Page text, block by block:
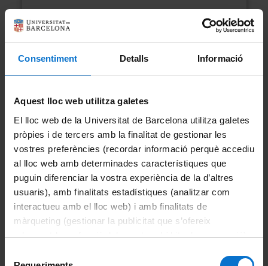
Consentiment Detalls Informació
Aquest lloc web utilitza galetes
El lloc web de la Universitat de Barcelona utilitza galetes
pròpies i de tercers amb la finalitat de gestionar les
vostres preferències (recordar informació perquè accediu
al lloc web amb determinades característiques que
puguin diferenciar la vostra experiència de la d’altres
usuaris), amb finalitats estadístiques (analitzar com
interactueu amb el lloc web) i amb finalitats de
màrqueting (gestionar la publicitat que s’ofereix
adequant-la en funció dels vostres hàbits de navegació).
consultar laPolítica de galetes del lloc web de la
Col·lectiu:
Data de votació: 30/11/2023